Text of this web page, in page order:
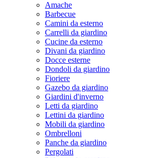
Amache
Barbecue
Camini da esterno
Carrelli da giardino
Cucine da esterno
Divani da giardino
Docce esterne
Dondoli da giardino
Fioriere
Gazebo da giardino
Giardini d'inverno
Letti da giardino
Lettini da giardino
Mobili da giardino
Ombrelloni
Panche da giardino
Pergolati